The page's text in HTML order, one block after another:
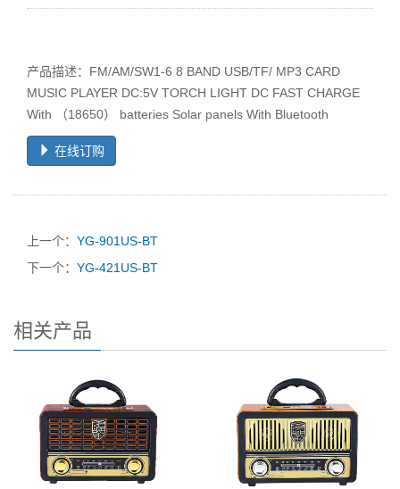
产品描述：FM/AM/SW1-6 8 BAND USB/TF/ MP3 CARD
MUSIC PLAYER DC:5V TORCH LIGHT DC FAST CHARGE
With （18650） batteries Solar panels With Bluetooth
在线订购
上一个： YG-901US-BT
下一个： YG-421US-BT
相关产品